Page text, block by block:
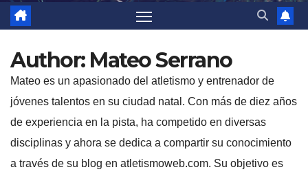
Author: Mateo Serrano
Mateo es un apasionado del atletismo y entrenador de
jóvenes talentos en su ciudad natal. Con más de diez años
de experiencia en la pista, ha competido en diversas
disciplinas y ahora se dedica a compartir su conocimiento
a través de su blog en atletismoweb.com. Su objetivo es